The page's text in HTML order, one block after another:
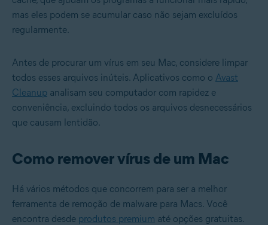
mas eles podem se acumular caso não sejam excluídos
regularmente.
Antes de procurar um vírus em seu Mac, considere limpar
todos esses arquivos inúteis. Aplicativos como o Avast
Cleanup analisam seu computador com rapidez e
conveniência, excluindo todos os arquivos desnecessários
que causam lentidão.
Como remover vírus de um Mac
Há vários métodos que concorrem para ser a melhor
ferramenta de remoção de malware para Macs. Você
encontra desde produtos premium até opções gratuitas.